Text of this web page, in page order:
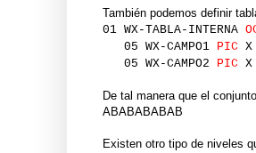
También podemos definir
01 WX-TABLA-INTERNA
05 WX-CAMPO1 PIC X
05 WX-CAMPO2 PIC X
De tal manera que el
ABABABABAB
Existen otro tipo de niveles